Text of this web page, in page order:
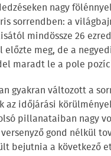
nagy
sorrendben: a
mindössze 26
meg, de a
maradt le a pole
gyakran változott a
az időjárási
pillanataiban nagy
gond nélkül
bejutnia a következő